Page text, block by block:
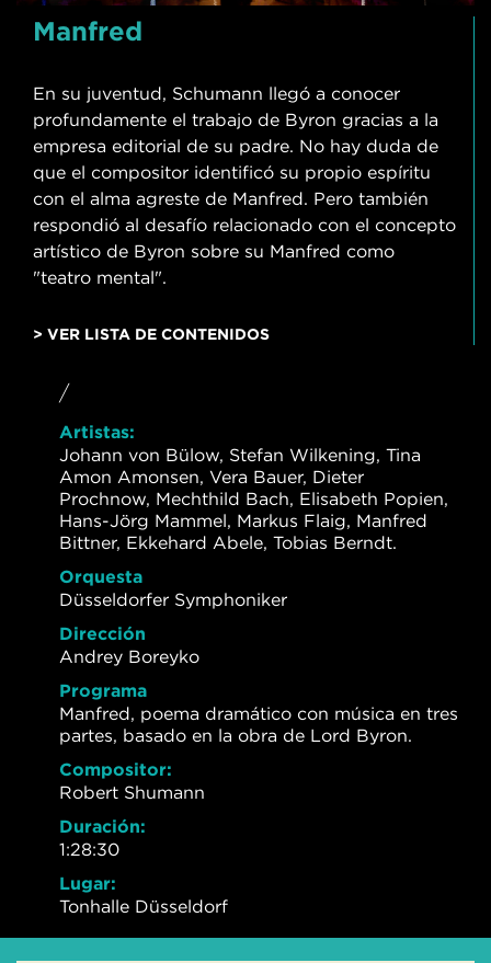
Manfred
En su juventud, Schumann llegó a conocer
profundamente el trabajo de Byron gracias a la
empresa editorial de su padre. No hay duda de
que el compositor identificó su propio espíritu
con el alma agreste de Manfred. Pero también
respondió al desafío relacionado con el concepto
artístico de Byron sobre su Manfred como
"teatro mental".
> VER LISTA DE CONTENIDOS
/
Artistas:
Johann von Bülow, Stefan Wilkening, Tina
Amon Amonsen, Vera Bauer, Dieter
Prochnow, Mechthild Bach, Elisabeth Popien,
Hans-Jörg Mammel, Markus Flaig, Manfred
Bittner, Ekkehard Abele, Tobias Berndt.
Orquesta
Düsseldorfer Symphoniker
Dirección
Andrey Boreyko
Programa
Manfred, poema dramático con música en tres
partes, basado en la obra de Lord Byron.
Compositor:
Robert Shumann
Duración:
1:28:30
Lugar:
Tonhalle Düsseldorf